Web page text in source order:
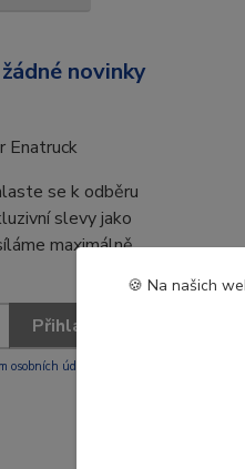
novinky
se k odběru
slevy jako
maximálně
Přihlásit se
osobních údajů
🍪 Na našich